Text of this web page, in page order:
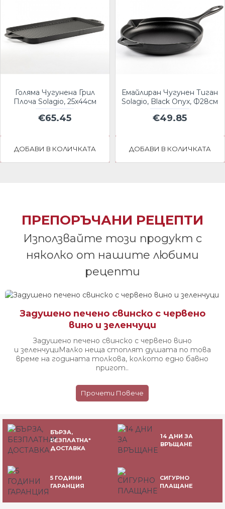
Голяма Чугунена Грил
Плоча Solagio, 25х44см
€65.45
ДОБАВИ В КОЛИЧКАТА
Емайлиран Чугунен Тиган
Solagio, Black Onyx, Ф28см
€49.85
ДОБАВИ В КОЛИЧКАТА
ПРЕПОРЪЧАНИ РЕЦЕПТИ
Използвайте този продукт с
няколко от нашите любими
рецепти
Задушено печено свинско с червено
вино и зеленчуци
Задушено печено свинско с червено вино
и зеленчуци ​​​​​​ Малко неща стоплят душата по това
време на годината толкова, колкото едно бавно
пригот..
Прочети Повече
БЪРЗА,
БЕЗПЛАТНА*
ДОСТАВКА
14 ДНИ ЗА
ВРЪЩАНЕ
5 ГОДИНИ
ГАРАНЦИЯ
СИГУРНО
ПЛАЩАНЕ